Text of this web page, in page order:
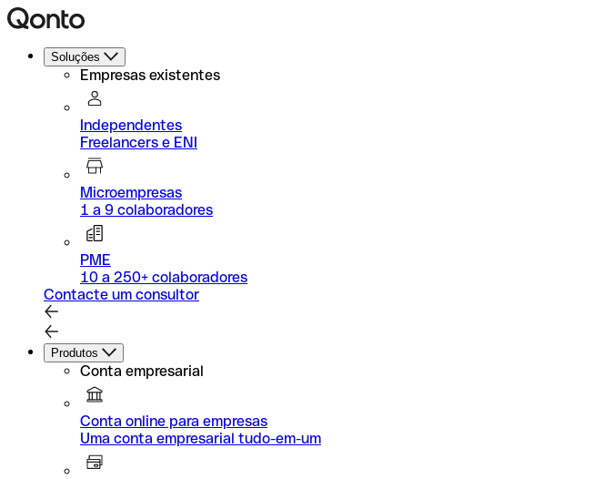
Soluções
Empresas existentes
Independentes
Freelancers e ENI
Microempresas
1 a 9 colaboradores
PME
10 a 250+ colaboradores
Contacte um consultor
Produtos
Conta empresarial
Conta online para empresas
Uma conta empresarial tudo-em-um